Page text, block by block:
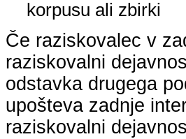
korpusu ali zbirki
Če raziskovalec v
raziskovalni
odstavka drugega
upošteva zadnje
raziskovalni